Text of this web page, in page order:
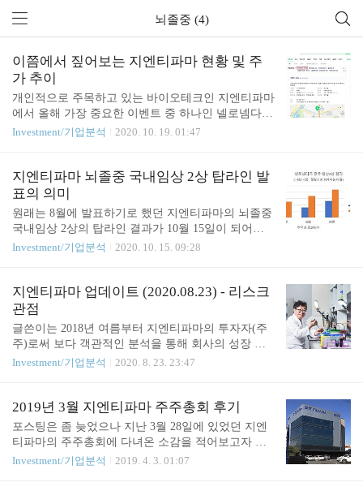
뇌졸중 (4)
이쯤에서 짚어보는 지엔티파마 현황 및 주
가 추이
개인적으로 주목하고 있는 바이오테크인 지엔티파마
에서 올해 가장 중요한 이벤트 중 하나인 넬로넴다즈
국내 임상2상 탑라인 발표가 최근에 있었다. 주요 신
다 이후의 주가 움직임이라던가 사람들의 반응을 파
악할 수 있는 현상이 안보이는 것은 다소 실망스러웠
다. 어쨌든 주요 이벤트가 하나 지나갔으니 올해 기
대되었던 이벤트들의 진행 상황을 간단하게 짚어보
려고 한다. 지난 5월에 작성한 글에서 올해 지엔티파
마의 기대되는 이벤트를 정리해 보았었는데, 10월 중
리해 본다. 파이프라인 주요이벤트 현황 관련기사 넬
로넴다즈 (적응증 : 뇌졸중) 중국 임상2상 완료 http
s://ww..
Investment/기업분석 2020. 10. 19. 01:47
지엔티파마 뇌졸중 국내임상 2상 탑라인 발
표의 의미
원래는 8월에 발표하기로 했던 지엔티파마의 뇌졸중
국내임상 2상의 탑라인 결과가 10월 15일이 되어서
야 발표가 되었다. 이번에는 특별히 용인시청 강당을
하게 만들었다. 지엔티파마 "뇌졸중치료제 임상2상
서 효과·안전성 확인" | 연합뉴스지엔티파마 "뇌졸중
치료제 임상2상서 효과·안전성 확인", 김인유기자,
산업뉴스 (송고시간 2020-10-15 05:00)www.yna.co.kr
이번 지엔티파마의 파이프라인 중 넬로넴다즈의 뇌
졸중에 대한 국내 임상2상의 탑라인 결과를 살펴보
해보도록 하겠다. 뇌졸중 국내 임상2상을 진행하기
위해 지엔티파마는 아주대학교 병원 등 7개..
Investment/기업분석 2020. 10. 15. 09:28
지엔티파마 업데이트 (2020.08.23) - 리스크
관점
글쓴이는 2018년 여름부터 지엔티파마의 투자자(주
주)로써 보다 객관적인 분석을 통해 회사의 성장 가
능성과 혹시 모를 리스크를 파악하여 성공적인 투자
장외시장이지만 거래되는 주가도 상당히 뛰어있는
상태이다. 기업이 설립된지 20년 넘게 지났지만 이제
서야 결과가 나오는 듯 보여 주식을 보유 중인 사람
진다. 나는 개인적으로 관심있게 지켜보면서도 몇 가
Investment/기업분석 2020. 8. 23. 23:47
2019년 3월 지엔티파마 주주총회 후기
포스팅은 좀 늦었으나 지난 3월 28일에 있었던 지엔
티파마의 주주총회에 다녀온 소감을 적어보고자 한
다. 회사에 대한 개괄적인 내용은 지난 포스팅을 참
Investment/기업분석 2019. 4. 3. 01:07